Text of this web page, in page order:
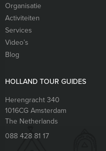
Organisatie
Activiteiten
Services
Video’s
Blog
HOLLAND TOUR GUIDES
Herengracht 340
1016CG Amsterdam
The Netherlands
088 428 81 17